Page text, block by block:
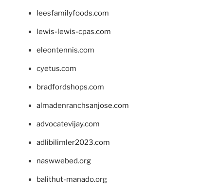
leesfamilyfoods.com
lewis-lewis-cpas.com
eleontennis.com
cyetus.com
bradfordshops.com
almadenranchsanjose.com
advocatevijay.com
adlibilimler2023.com
naswwebed.org
balithut-manado.org